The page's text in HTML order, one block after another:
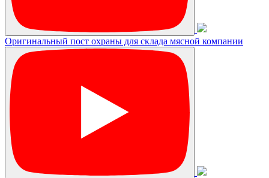
Оригинальный пост охраны для склада мясной компании